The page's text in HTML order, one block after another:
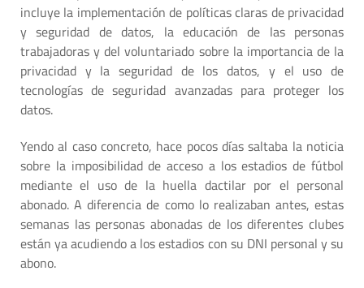
incluye la implementación de políticas claras de privacidad
y seguridad de datos, la educación de las personas
trabajadoras y del voluntariado sobre la importancia de la
privacidad y la seguridad de los datos, y el uso de
tecnologías de seguridad avanzadas para proteger los
datos.
Yendo al caso concreto, hace pocos días saltaba la noticia
sobre la imposibilidad de acceso a los estadios de fútbol
mediante el uso de la huella dactilar por el personal
abonado. A diferencia de como lo realizaban antes, estas
semanas las personas abonadas de los diferentes clubes
están ya acudiendo a los estadios con su DNI personal y su
abono.